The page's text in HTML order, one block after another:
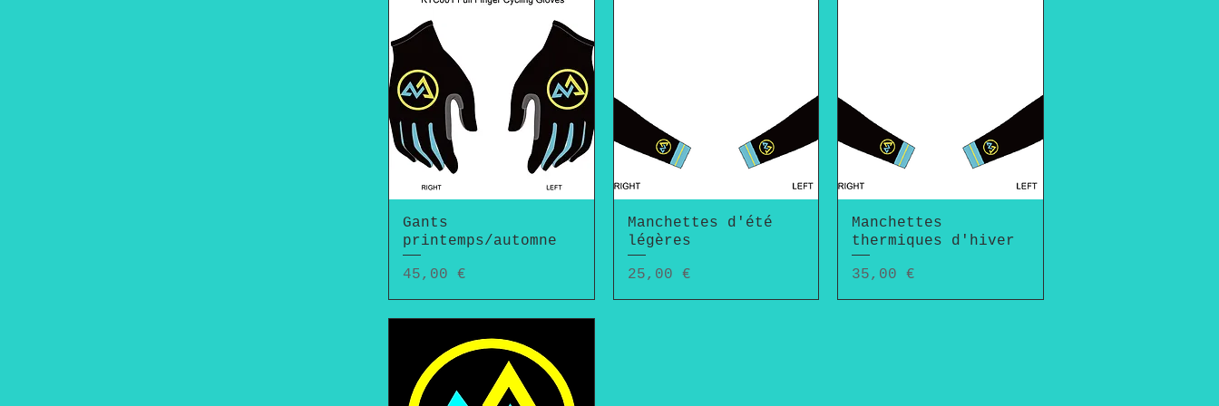
Aperçu rapide
Gants
printemps/automne
Prix
45,00 €
Aperçu rapide
Manchettes d'été
légères
Prix
25,00 €
Aperçu rapide
Manchettes
thermiques d'hiver
Prix
35,00 €